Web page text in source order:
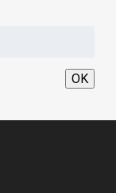
OK